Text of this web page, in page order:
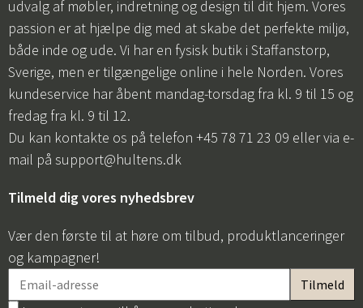
udvalg af møbler, indretning og design til dit hjem. Vores
passion er at hjælpe dig med at skabe det perfekte miljø,
både inde og ude. Vi har en fysisk butik i Staffanstorp,
Sverige, men er tilgængelige online i hele Norden. Vores
kundeservice har åbent mandag-torsdag fra kl. 9 til 15 og
fredag fra kl. 9 til 12.
Du kan kontakte os på telefon +45 78 71 23 09 eller via e-
mail på support@hultens.dk
Tilmeld dig vores nyhedsbrev
Vær den første til at høre om tilbud, produktlanceringer
og kampagner!